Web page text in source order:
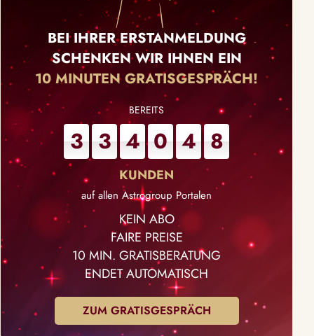
BEI IHRER ERSTANMELDUNG
SCHENKEN WIR IHNEN EIN
10 MINUTEN GRATISGESPRÄCH!
3 3 4 0 4 8
auf allen Astrogroup Portalen
KEIN ABO
FAIRE PREISE
10 MIN. GRATISBERATUNG
ENDET AUTOMATISCH
ZUM GRATISGESPRÄCH